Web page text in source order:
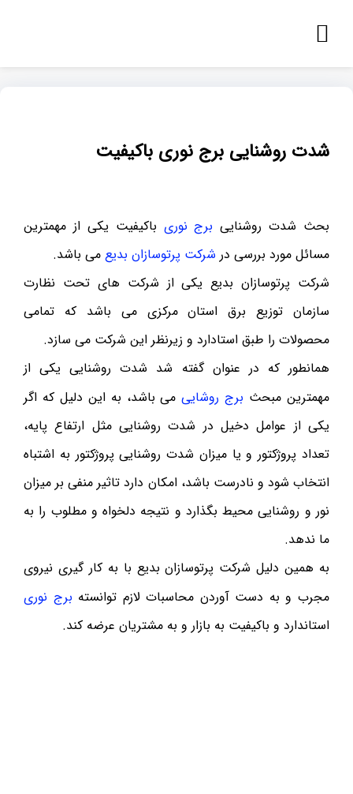
شدت روشنایی برج نوری باکیفیت
بحث شدت روشنایی برج نوری باکیفیت یکی از مهمترین
مسائل مورد بررسی در شرکت پرتوسازان بدیع می باشد.
شرکت پرتوسازان بدیع یکی از شرکت های تحت نظارت
سازمان توزیع برق استان مرکزی می باشد که تمامی
محصولات را طبق استادارد و زیرنظر این شرکت می سازد.
همانطور که در عنوان گفته شد شدت روشنایی یکی از
مهمترین مبحث برج روشاییمی باشد، به این دلیل که اگر
یکی از عوامل دخیل در شدت روشنایی مثل ارتفاع پایه،
تعداد پروژکتور و یا میزان شدت روشنایی پروژکتور به اشتباه
انتخاب شود و نادرست باشد، امکان دارد تاثیر منفی بر میزان
نور و روشنایی محیط بگذارد و نتیجه دلخواه و مطلوب را به
ما ندهد.
به همین دلیل شرکت پرتوسازان بدیع با به کار گیری نیروی
مجرب و به دست آوردن محاسبات لازم توانسته برج نوری
استاندارد و باکیفیت به بازار و به مشتریان عرضه کند.